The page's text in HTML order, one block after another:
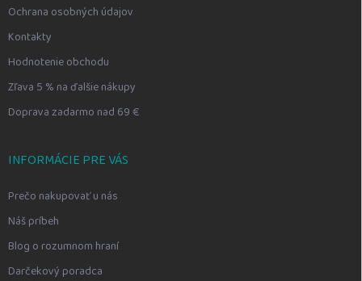
Ochrana osobných údajov
Kontakty
Hodnotenie obchodu
Zľava 5 % na ďalšie nákupy
Doprava zadarmo nad 69 €
INFORMÁCIE PRE VÁS
Prečo nakupovať u nás
Náš príbeh
Blog o rozumnom hraní
Darčekový poradca